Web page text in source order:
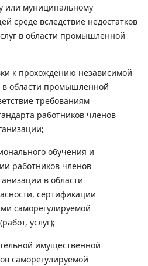
или муниципальному
среде вследствие недостатков
в области промышленной
к прохождению независимой
области промышленной
требованиям
работников членов
обучения и
работников членов
в области
сертификации
саморегулируемой
услуг);
имущественной
саморегулируемой